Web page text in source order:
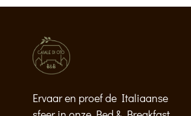
Ervaar en proef de Italiaanse